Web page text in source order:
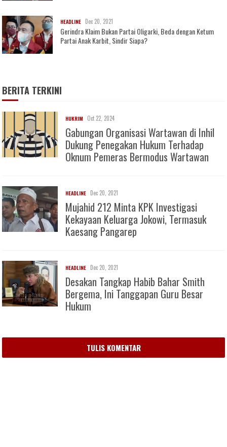
HEADLINE Dec 20, 2021
Gerindra Klaim Bukan Partai Oligarki, Beda dengan Ketum
Partai Anak Karbit, Sindir Siapa?
BERITA TERKINI
HUKRIM Oct 22, 2024
Gabungan Organisasi Wartawan di Inhil
Dukung Penegakan Hukum Terhadap
Oknum Pemeras Bermodus Wartawan
HEADLINE Dec 20, 2021
Mujahid 212 Minta KPK Investigasi
Kekayaan Keluarga Jokowi, Termasuk
Kaesang Pangarep
HEADLINE Dec 20, 2021
Desakan Tangkap Habib Bahar Smith
Bergema, Ini Tanggapan Guru Besar
Hukum
TULIS KOMENTAR